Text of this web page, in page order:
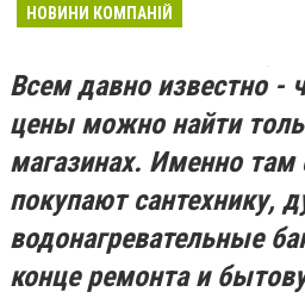
НОВИНИ КОМПАНІЙ
Всем давно известно -
цены можно найти
магазинах. Именно там
покупают сантехнику,
водонагревательные
конце ремонта и